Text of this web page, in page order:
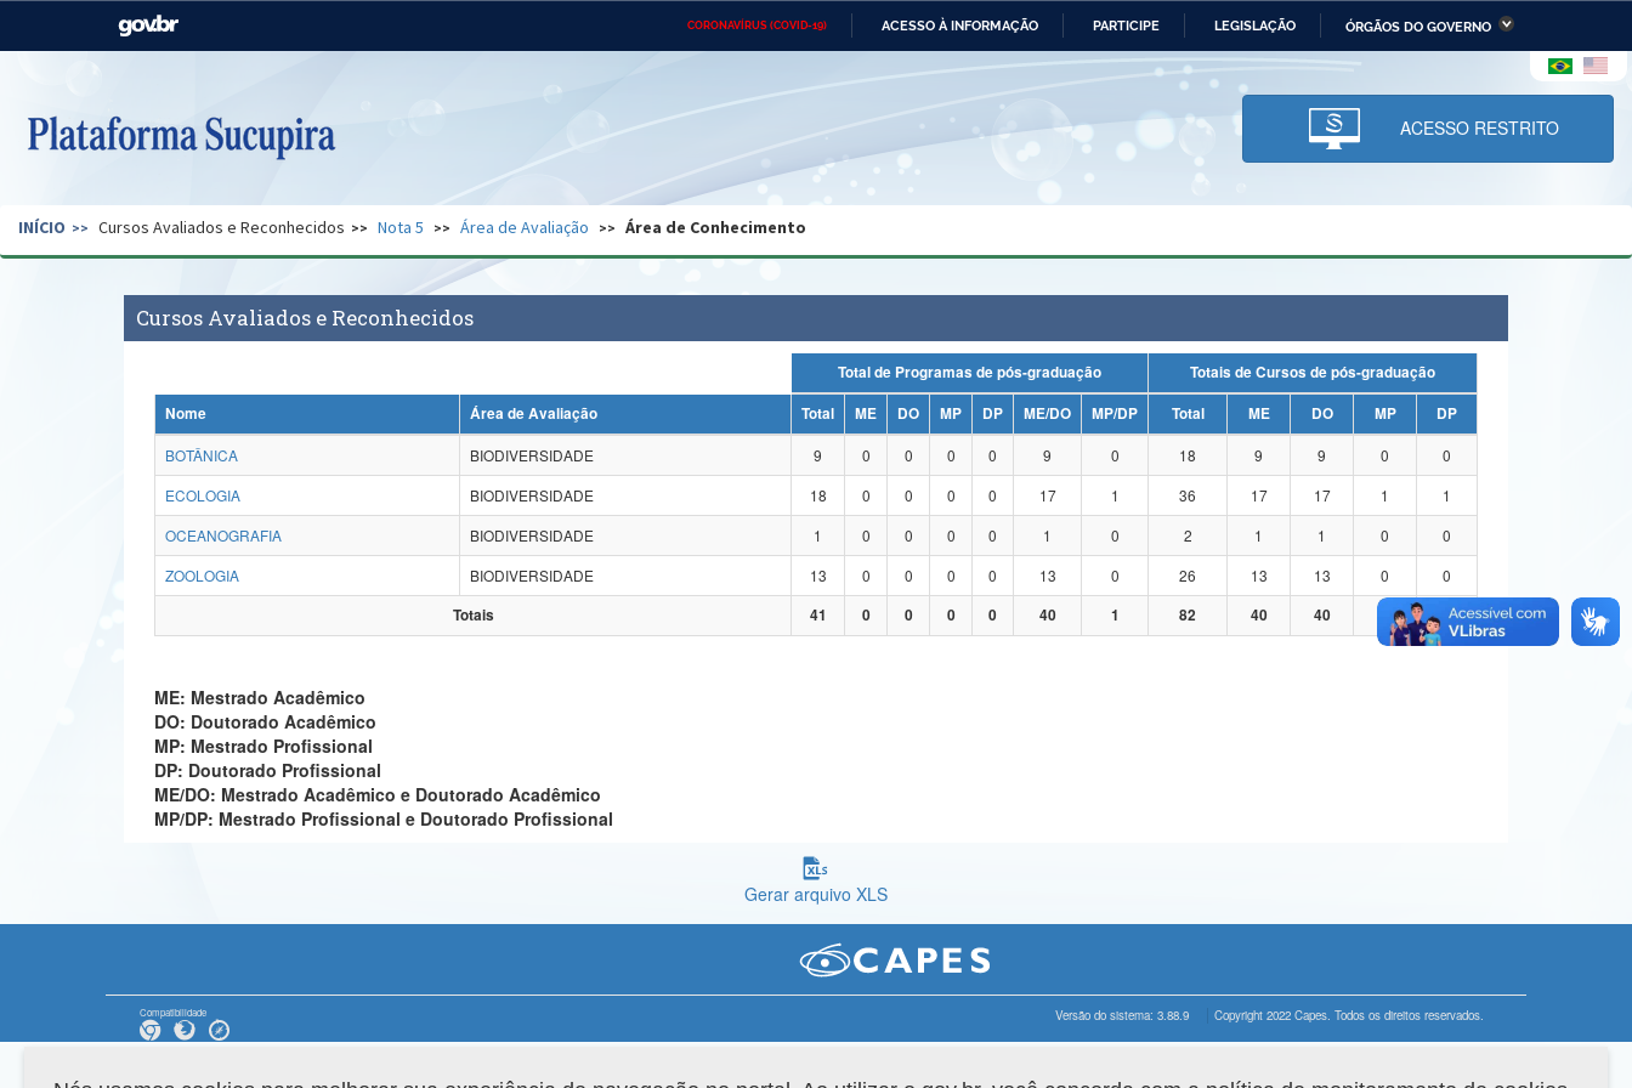
CORONAVÍRUS (COVID-19) ACESSO À INFORMAÇÃO PARTICIPE LEGISLAÇÃO ÓRGÃOS DO GOVERNO
Casa Civil Ministério das Relações Ministério da Economia Ministério da Infraestrutura
Pecuária e Abastecimento
Ministério da Ciência,
Tecnologia, Inovações e
Comunicações
Ministério do Desenvolvimento
Regional e dos Direitos Humanos
Secretaria de Governo Gabinete de Segurança Advocacia-Geral da União Banco Central do Brasil Planalto
ACESSO RESTRITO
INÍCIO Cursos Avaliados e Reconhecidos Nota 5 Área de Avaliação Área de Conhecimento
Cursos Avaliados e Reconhecidos
Total de Programas de pós-graduação
Totais de Cursos de pós-graduação
Nome
Área de Avaliação Total ME DO MP DP ME/DO MP/DP Total ME DO MP
DP
BOTÂNICA
BIODIVERSIDADE 9 0 0 0 0 9 0 18 9 9 0
0
ECOLOGIA
BIODIVERSIDADE 18 0 0 0 0 17 1 36 17 17 1
1
OCEANOGRAFIA
BIODIVERSIDADE 1 0 0 0 0 1 0 2 1 1 0
0
ZOOLOGIA
BIODIVERSIDADE 13 0 0 0 0 13 0 26 13 13 0
0
Totais
41 0 0 0 0 40 1 82 40 40 1
ME: Mestrado Acadêmico
DO: Doutorado Acadêmico
MP: Mestrado Profissional
DP: Doutorado Profissional
ME/DO: Mestrado Acadêmico e Doutorado Acadêmico
MP/DP: Mestrado Profissional e Doutorado Profissional
Gerar arquivo XLS
Compatibilidade Versão do sistema: 3.88.9 Copyright 2022 Capes. Todos os direitos reservados.